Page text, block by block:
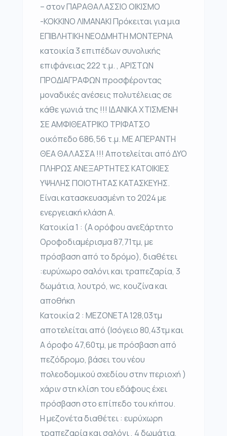
– στον ΠΑΡΑΘΑΛΑΣΣΙΟ ΟΙΚΙΣΜΟ
-ΚΟΚΚΙΝΟ ΛΙΜΑΝΑΚΙ Πρόκειται για μια
ΕΠΙΒΛΗΤΙΚΗ ΝΕΟΔΜΗΤΗ ΜΟΝΤΕΡΝΑ
κατοικία 3 επιπέδων συνολικής
επιφάνειας 222 τ.μ. , ΑΡΙΣΤΩΝ
ΠΡΟΔΙΑΓΡΑΦΩΝ προσφέροντας
μοναδικές ανέσεις πολυτέλειας σε
κάθε γωνιά της !!! ΙΔΑΝΙΚΑ ΧΤΙΣΜΕΝΗ
ΣΕ ΑΜΦΙΘΕΑΤΡΙΚΟ ΤΡΙΦΑΤΣΟ
οικόπεδο 686,56 τ.μ. ΜΕ ΑΠΕΡΑΝΤΗ
ΘΕΑ ΘΑΛΑΣΣΑ !!! Αποτελείται από ΔΥΟ
ΠΛΗΡΩΣ ΑΝΕΞΑΡΤΗΤΕΣ ΚΑΤΟΙΚΙΕΣ
ΥΨΗΛΗΣ ΠΟΙΟΤΗΤΑΣ ΚΑΤΑΣΚΕΥΗΣ.
Είναι κατασκευασμένη το 2024 με
ενεργειακή κλάση Α.
Κατοικία 1 : (Α ορόφου ανεξάρτητο
Οροφοδιαμέρισμα 87,71τμ, με
πρόσβαση από το δρόμο), διαθέτει
:ευρύχωρο σαλόνι και τραπεζαρία, 3
δωμάτια, λουτρό, wc, κουζίνα και
αποθήκη
Κατοικία 2 : ΜΕΖΟΝΕΤΑ 128,03τμ
αποτελείται από (Ισόγειο 80,43τμ και
Α όροφο 47,60τμ, με πρόσβαση από
πεζόδρομο, βάσει του νέου
πολεοδομικού σχεδίου στην περιοχή )
χάριν στη κλίση του εδάφους έχει
πρόσβαση στο επίπεδο του κήπου.
Η μεζονέτα διαθέτει : ευρύχωρη
τραπεζαρία και σαλόνι , 4 δωμάτια,